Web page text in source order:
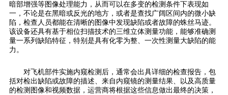
暗部增强等图像处理能力，从而可以在多变的检测条件下表现如
一，不论是在黑暗或反光的地方，或者是查找广阔区间内的微小缺
陷，检查人员都能在清晰的图像中发现缺陷或者故障的蛛丝马迹。
该设备还具有基于相位扫描技术的三维立体测量功能，能够准确测
量一系列缺陷特征，特别是具有化零为整、一次性测量大缺陷的能
力。
对飞机部件实施内窥检测后，通常会出具详细的检查报告，包
括对检出缺陷或故障的描述、来自内窥镜的测量结果、以及高质量
的检测图像和视频数据，运营商将根据这些信息做出最终的决策，